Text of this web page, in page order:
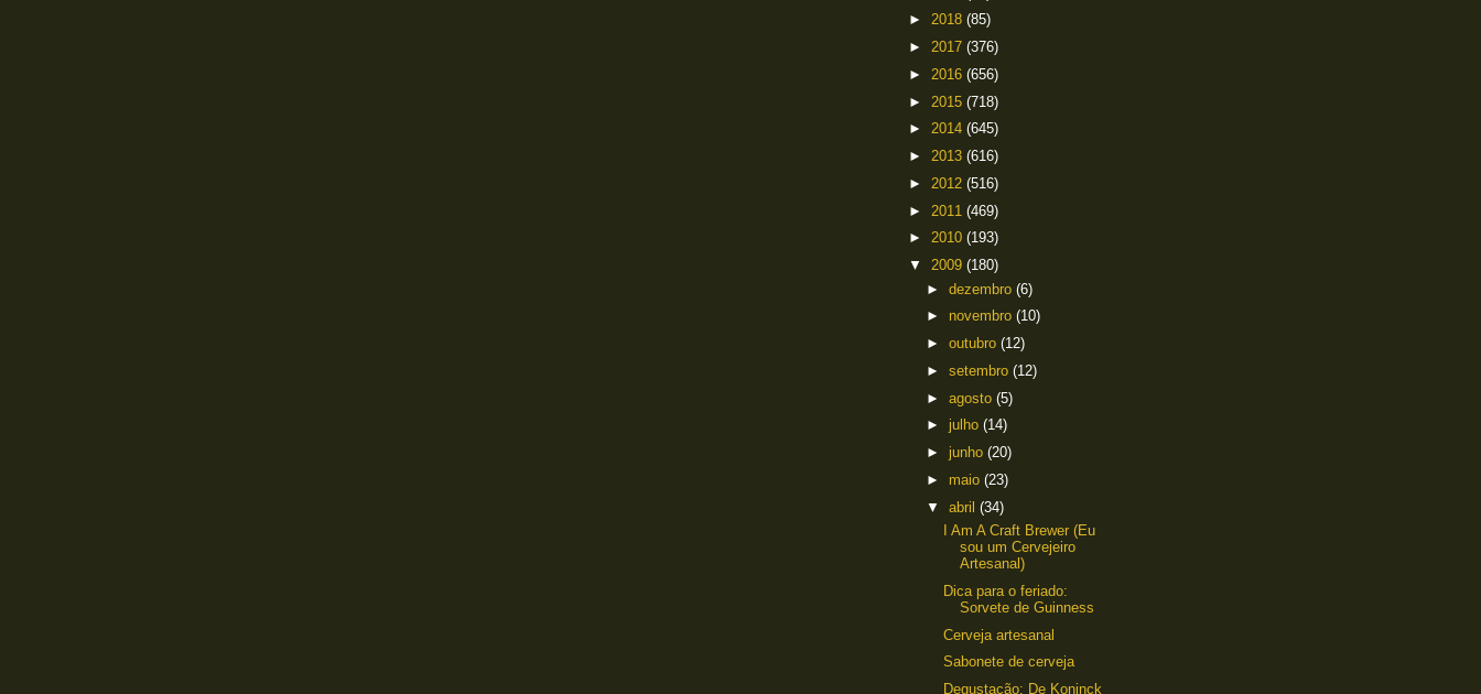
► 2018 (85)
► 2017 (376)
► 2016 (656)
► 2015 (718)
► 2014 (645)
► 2013 (616)
► 2012 (516)
► 2011 (469)
► 2010 (193)
▼ 2009 (180)
► dezembro (6)
► novembro (10)
► outubro (12)
► setembro (12)
► agosto (5)
► julho (14)
► junho (20)
► maio (23)
▼ abril (34)
I Am A Craft Brewer (Eu
sou um Cervejeiro
Artesanal)
Dica para o feriado:
Sorvete de Guinness
Cerveja artesanal
Sabonete de cerveja
Degustação: De Koninck